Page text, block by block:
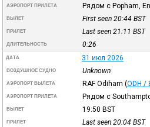
АЭРОПОРТ ПРИЛЕТА Рядом с Popham,
ВЫЛЕТ First seen 20:44 BST
ПРИЛЕТ Last seen 21:11 BST
ДЛИТЕЛЬНОСТЬ 0:26
ДАТА 31 июл 2026
ВОЗДУШНОЕ СУДНО Unknown
АЭРОПОРТ ВЫЛЕТА RAF Odiham (ODH /
АЭРОПОРТ ПРИЛЕТА Рядом с
ВЫЛЕТ 19:50 BST
ПРИЛЕТ Last seen 20:04 BST